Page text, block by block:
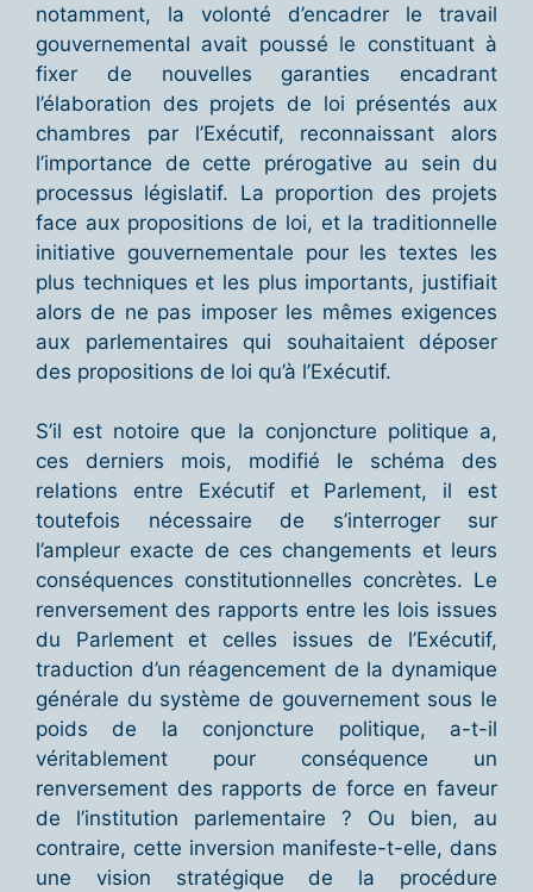
notamment, la volonté d’encadrer le travail
gouvernemental avait poussé le constituant à
fixer de nouvelles garanties encadrant
l’élaboration des projets de loi présentés aux
chambres par l’Exécutif, reconnaissant alors
l’importance de cette prérogative au sein du
processus législatif. La proportion des projets
face aux propositions de loi, et la traditionnelle
initiative gouvernementale pour les textes les
plus techniques et les plus importants, justifiait
alors de ne pas imposer les mêmes exigences
aux parlementaires qui souhaitaient déposer
des propositions de loi qu’à l’Exécutif.
S’il est notoire que la conjoncture politique a,
ces derniers mois, modifié le schéma des
relations entre Exécutif et Parlement, il est
toutefois nécessaire de s’interroger sur
l’ampleur exacte de ces changements et leurs
conséquences constitutionnelles concrètes. Le
renversement des rapports entre les lois issues
du Parlement et celles issues de l’Exécutif,
traduction d’un réagencement de la dynamique
générale du système de gouvernement sous le
poids de la conjoncture politique, a-t-il
véritablement pour conséquence un
renversement des rapports de force en faveur
de l’institution parlementaire ? Ou bien, au
contraire, cette inversion manifeste-t-elle, dans
une vision stratégique de la procédure